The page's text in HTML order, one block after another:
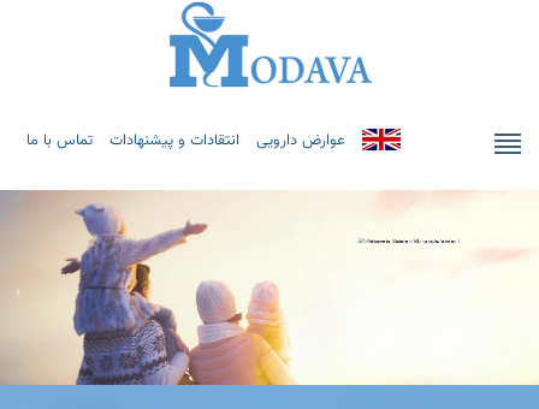
عوارض دارویی انتقادات و پیشنهادات تماس با ما